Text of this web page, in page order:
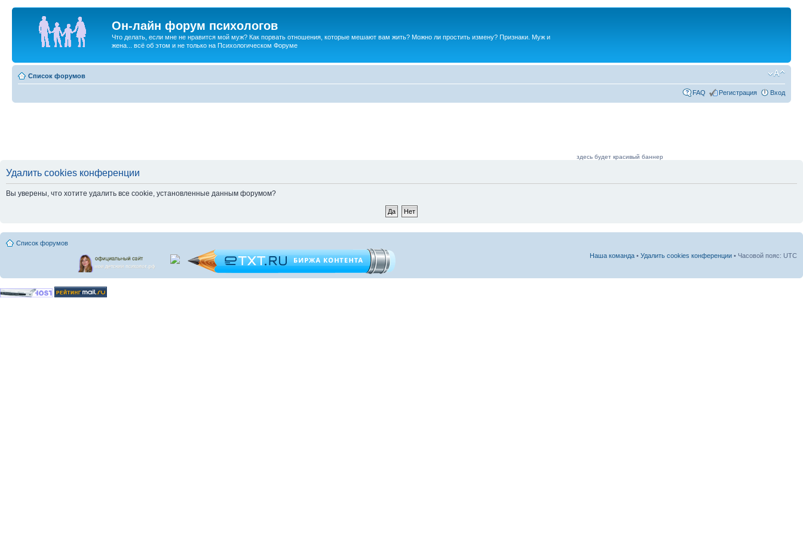
Он-лайн форум психологов
Что делать, если мне не нравится мой муж? Как порвать отношения, которые мешают вам жить? Можно ли простить измену? Признаки. Муж и
жена... всё об этом и не только на Психологическом Форуме
Список форумов
FAQ Регистрация Вход
здесь будет красивый баннер
Удалить cookies конференции
Вы уверены, что хотите удалить все cookie, установленные данным форумом?
Список форумов
Наша команда • Удалить cookies конференции • Часовой пояс: UTC